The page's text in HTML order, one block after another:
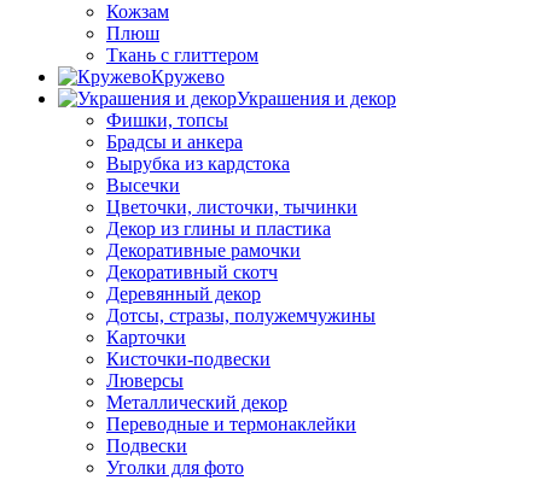
Кожзам
Плюш
Ткань с глиттером
Кружево
Украшения и декор
Фишки, топсы
Брадсы и анкера
Вырубка из кардстока
Высечки
Цветочки, листочки, тычинки
Декор из глины и пластика
Декоративные рамочки
Декоративный скотч
Деревянный декор
Дотсы, стразы, полужемчужины
Карточки
Кисточки-подвески
Люверсы
Металлический декор
Переводные и термонаклейки
Подвески
Уголки для фото